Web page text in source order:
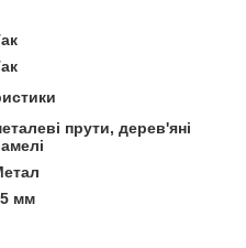
прути, дерев'яні
мм